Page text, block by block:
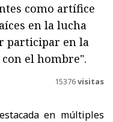
como artífice
en la lucha
participar en la
el hombre".
15376visitas
en múltiples